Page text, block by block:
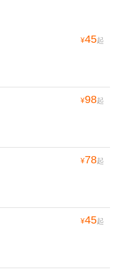
¥45起
¥98起
¥78起
¥45起